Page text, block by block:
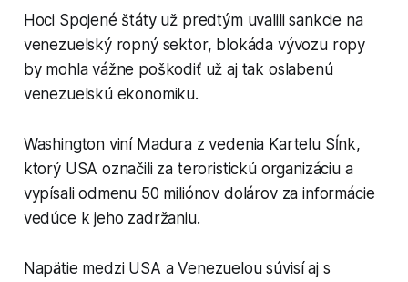
Hoci Spojené štáty už predtým uvalili sankcie na
venezuelský ropný sektor, blokáda vývozu ropy
by mohla vážne poškodiť už aj tak oslabenú
venezuelskú ekonomiku.
Washington viní Madura z vedenia Kartelu Sĺnk,
ktorý USA označili za teroristickú organizáciu a
vypísali odmenu 50 miliónov dolárov za informácie
vedúce k jeho zadržaniu.
Napätie medzi USA a Venezuelou súvisí aj s